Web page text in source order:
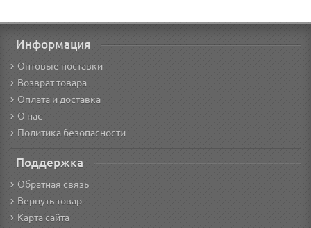
Информация
Оптовые поставки
Возврат товара
Оплата и доставка
О нас
Политика безопасности
Поддержка
Обратная связь
Вернуть товар
Карта сайта